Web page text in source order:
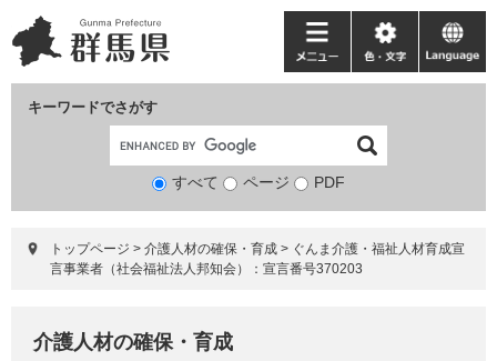
ー
ジ
ニ
ュ
て
キーワードでさがす
検
象
すべて ページ PDF
メ
ニ
ー
色・
文
language
トップページ > 介護人材の確保・育成 > ぐんま介護・福祉人材育成宣
言事業者（社会福祉法人邦知会）：宣言番号370203
介護人材の確保・育成